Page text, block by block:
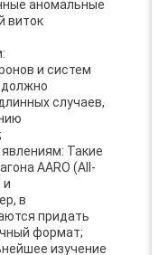
аномальные
виток
и систем
случаев,
Такие
AARO (All-
и
в
придать
формат;
изучение